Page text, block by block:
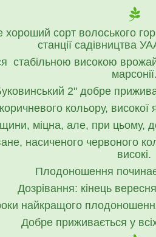
сорт волоського
станції садівництва
стабільною високою
марсонії.
2" добре
кольору,
міцна, але, при цьому,
насиченого червоного
високі.
Плодоношення
Дозрівання: кінець
найкращого
Добре приживається у